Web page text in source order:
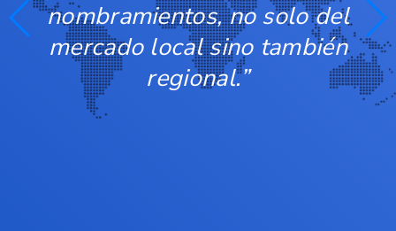
nombramientos, no solo del
mercado local sino también
regional.”